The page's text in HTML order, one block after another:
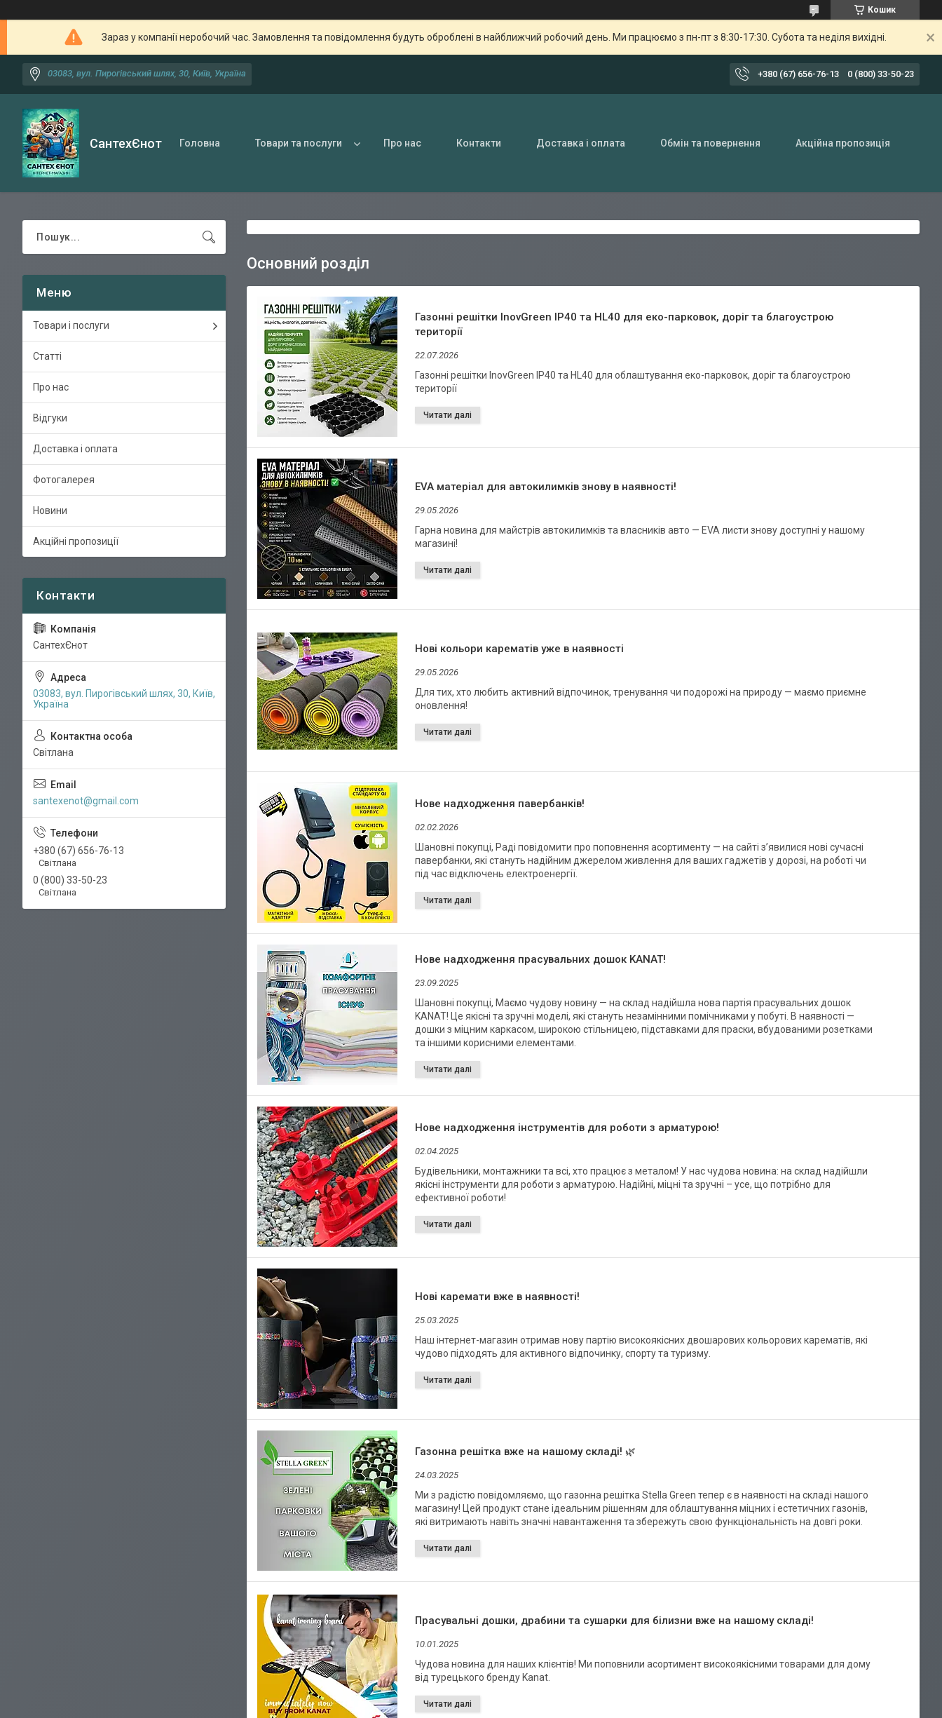
Кошик
Зараз у компанії неробочий час. Замовлення та повідомлення будуть оброблені в найближчий робочий день. Ми працюємо з пн-пт з 8:30-17:30. Субота та неділя вихідні.
03083, вул. Пирогівський шлях, 30, Київ, Україна +380 (67) 656-76-13 0 (800) 33-50-23
СантехЄнот Головна Товари та послуги Про нас Контакти Доставка і оплата Обмін та повернення Акційна пропозиція
Основний розділ
Газонні решітки InovGreen IP40 та HL40 для еко-парковок, доріг та благоустрою
території
22.07.2026
Газонні решітки InovGreen IP40 та HL40 для облаштування еко-парковок, доріг та благоустрою
території
EVA матеріал для автокилимків знову в наявності!
29.05.2026
Гарна новина для майстрів автокилимків та власників авто — EVA листи знову доступні у нашому
магазині!
Нові кольори карематів уже в наявності
29.05.2026
Для тих, хто любить активний відпочинок, тренування чи подорожі на природу — маємо приємне
оновлення!
Нове надходження павербанків!
02.02.2026
Шановні покупці, Раді повідомити про поповнення асортименту — на сайті з’явилися нові сучасні
павербанки, які стануть надійним джерелом живлення для ваших гаджетів у дорозі, на роботі чи
під час відключень електроенергії.
Нове надходження прасувальних дошок KANAT!
23.09.2025
Шановні покупці, Маємо чудову новину — на склад надійшла нова партія прасувальних дошок
KANAT! Це якісні та зручні моделі, які стануть незамінними помічниками у побуті. В наявності —
дошки з міцним каркасом, широкою стільницею, підставками для праски, вбудованими розетками
та іншими корисними елементами.
Нове надходження інструментів для роботи з арматурою!
02.04.2025
Будівельники, монтажники та всі, хто працює з металом! У нас чудова новина: на склад надійшли
якісні інструменти для роботи з арматурою. Надійні, міцні та зручні – усе, що потрібно для
ефективної роботи!
Нові каремати вже в наявності!
25.03.2025
Наш інтернет-магазин отримав нову партію високоякісних двошарових кольорових карематів, які
чудово підходять для активного відпочинку, спорту та туризму.
Газонна решітка вже на нашому складі! 🌿
24.03.2025
Ми з радістю повідомляємо, що газонна решітка Stella Green тепер є в наявності на складі нашого
магазину! Цей продукт стане ідеальним рішенням для облаштування міцних і естетичних газонів,
які витримають навіть значні навантаження та збережуть свою функціональність на довгі роки.
Прасувальні дошки, драбини та сушарки для білизни вже на нашому складі!
10.01.2025
Чудова новина для наших клієнтів! Ми поповнили асортимент високоякісними товарами для дому
від турецького бренду Kanat.
Товари і послуги
Статті
Про нас
Відгуки
Доставка і оплата
Фотогалерея
Новини
Акційні пропозиції
СантехЄнот
03083, вул. Пирогівський шлях, 30, Київ,
Україна
Світлана
santexenot@gmail.com
+380 (67) 656-76-13
Світлана
0 (800) 33-50-23
Світлана